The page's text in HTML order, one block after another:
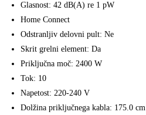
Glasnost: 42 dB(A) re 1 pW
Home Connect
Odstranljiv delovni pult: Ne
Skrit grelni element: Da
Priključna moč: 2400 W
Tok: 10
Napetost: 220-240 V
Dolžina priključnega kabla: 175.0 cm